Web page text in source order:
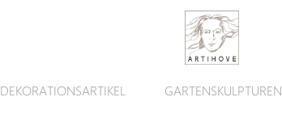
DEKORATIONSARTIKEL GARTENSKULPTUREN